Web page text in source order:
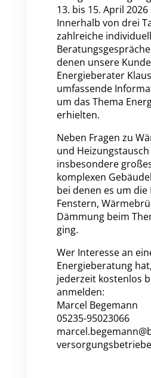
13. bis 15. April
Innerhalb von drei
zahlreiche
denen unsere
Energieberater
umfassende
um das Thema
erhielten.
Neben Fragen zu
und
insbesondere
komplexen
bei denen es um die
Fenstern,
Dämmung beim
ging.
Wer Interesse an
Energieberatung
jederzeit kostenlos
anmelden:
Marcel Begemann
05235-95023066